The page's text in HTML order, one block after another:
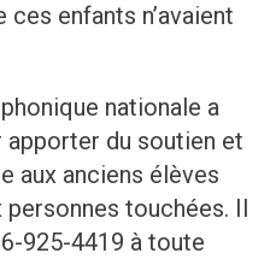
enfants n’avaient
nationale a
du soutien et
aux anciens élèves
touchées. Il
925-4419 à toute